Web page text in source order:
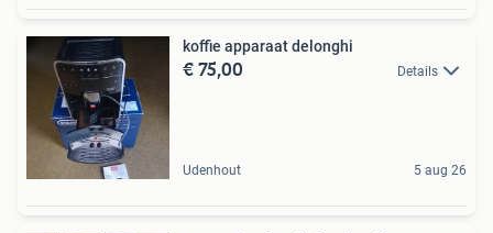
koffie apparaat delonghi
€ 75,00 Details
Udenhout 5 aug 26